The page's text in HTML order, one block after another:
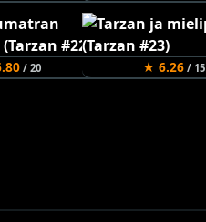
/ 20 ★ 6.26/ 15